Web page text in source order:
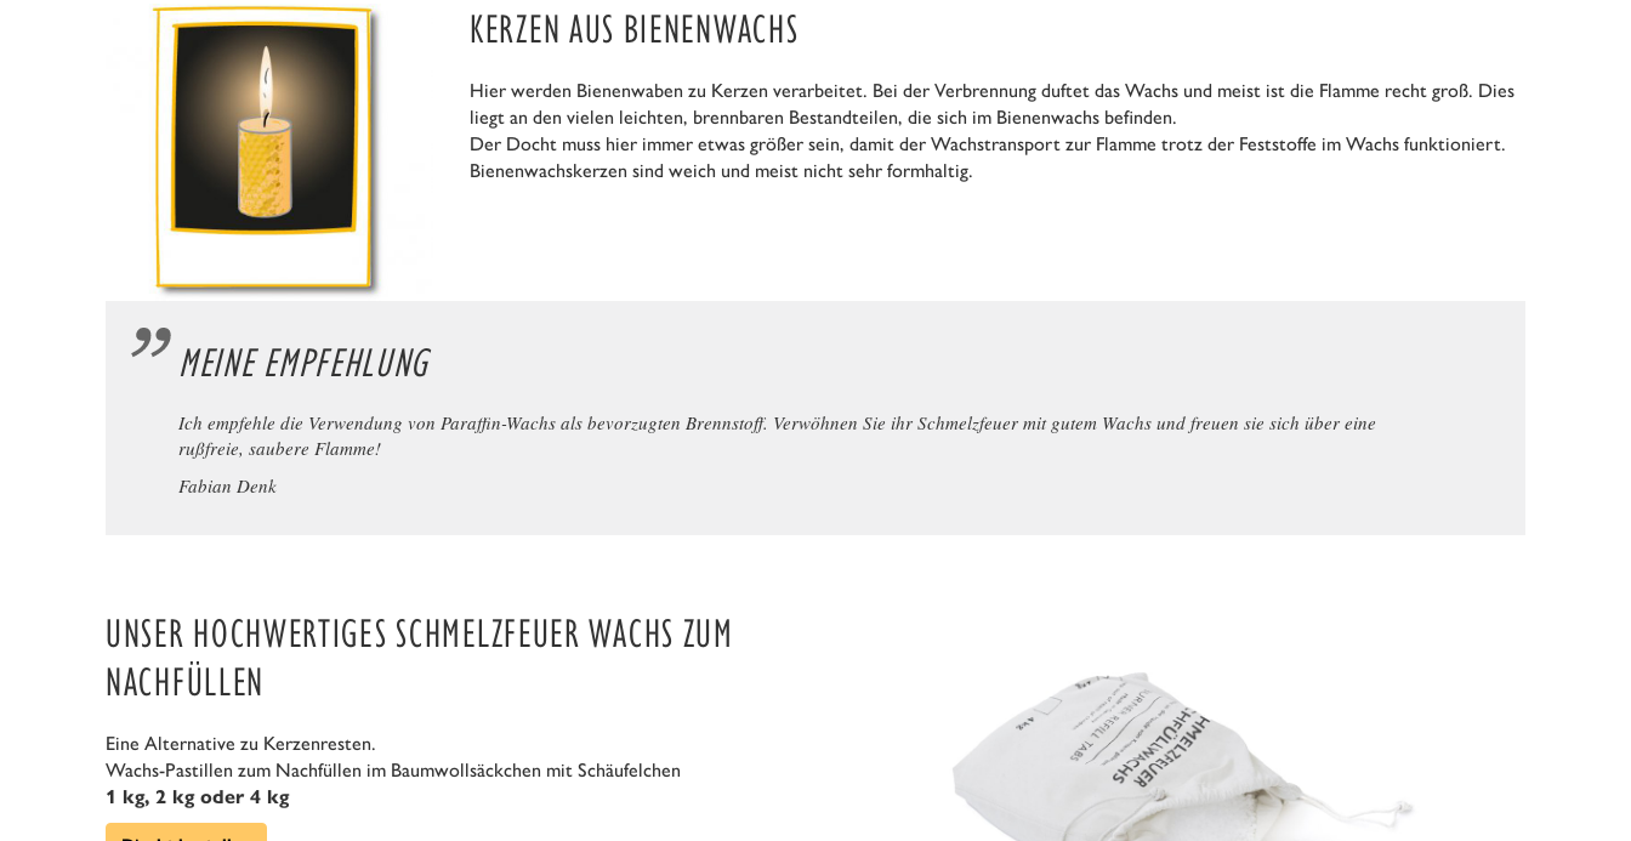
KERZEN AUS BIENENWACHS
Hier werden Bienenwaben zu Kerzen verarbeitet. Bei der Verbrennung duftet das Wachs und meist ist die Flamme recht groß. Dies
liegt an den vielen leichten, brennbaren Bestandteilen, die sich im Bienenwachs befinden.
Der Docht muss hier immer etwas größer sein, damit der Wachstransport zur Flamme trotz der Feststoffe im Wachs funktioniert.
Bienenwachskerzen sind weich und meist nicht sehr formhaltig.
MEINE EMPFEHLUNG
Ich empfehle die Verwendung von Paraffin-Wachs als bevorzugten Brennstoff. Verwöhnen Sie ihr Schmelzfeuer mit gutem Wachs und freuen sie sich über eine
rußfreie, saubere Flamme!
Fabian Denk
UNSER HOCHWERTIGES SCHMELZFEUER WACHS ZUM
NACHFÜLLEN
Eine Alternative zu Kerzenresten.
Wachs-Pastillen zum Nachfüllen im Baumwollsäckchen mit Schäufelchen
1 kg, 2 kg oder 4 kg